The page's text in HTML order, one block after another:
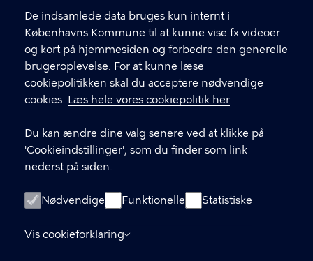
De indsamlede data bruges kun internt i
Københavns Kommune til at kunne vise fx videoer
og kort på hjemmesiden og forbedre den generelle
brugeroplevelse. For at kunne læse
cookiepolitikken skal du acceptere nødvendige
cookies. Læs hele vores cookiepolitik her
Du kan ændre dine valg senere ved at klikke på
'Cookieindstillinger', som du finder som link
nederst på siden.
Nødvendige Funktionelle Statistiske
Vis cookieforklaring
fFind andre kontakter her
CVR-nummer64942212
GENVEJE
Digital Post
Databeskyttelse
Tilgængelighedserklæring
Om hjemmesiden